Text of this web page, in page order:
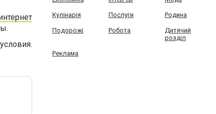
Кулінарія Послуги Родина
Подорожі Робота
Дитячий
розділ
Реклама